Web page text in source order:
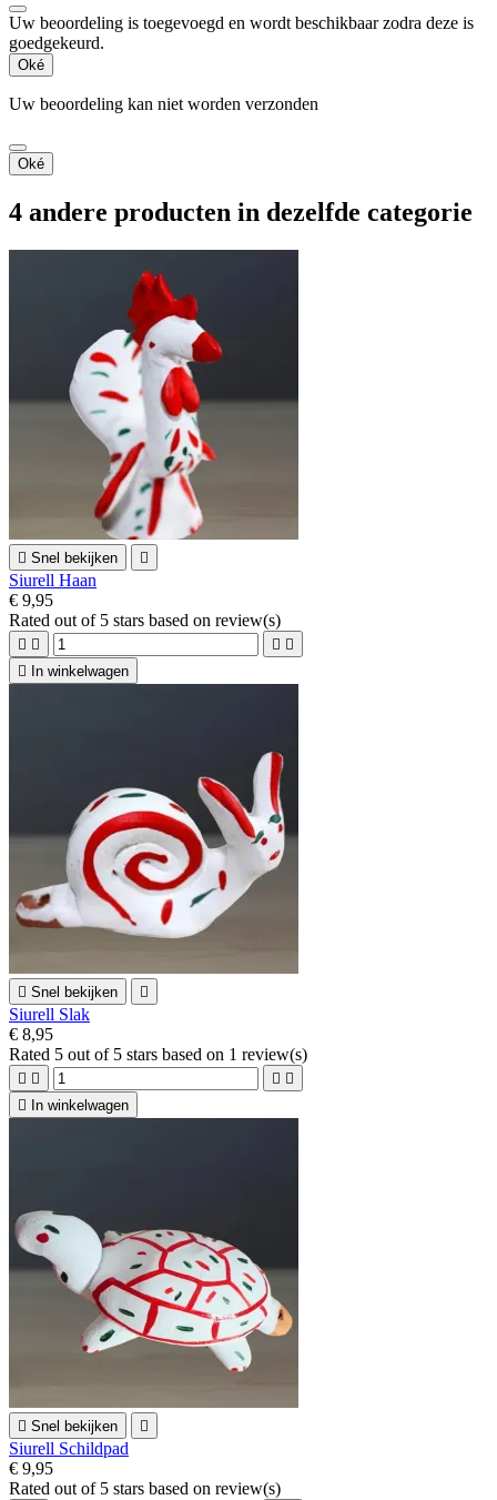
Uw beoordeling is toegevoegd en wordt beschikbaar zodra deze is
goedgekeurd.
Oké
Uw beoordeling kan niet worden verzonden
Oké
4 andere producten in dezelfde categorie
 Snel bekijken 
Siurell Haan
€ 9,95
Rated out of 5 stars based on review(s)
   

In winkelwagen
 Snel bekijken 
Siurell Slak
€ 8,95
Rated 5 out of 5 stars based on 1 review(s)
   

In winkelwagen
 Snel bekijken 
Siurell Schildpad
€ 9,95
Rated out of 5 stars based on review(s)